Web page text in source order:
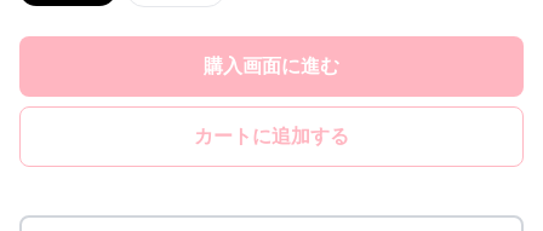
購入画面に進む
カートに追加する